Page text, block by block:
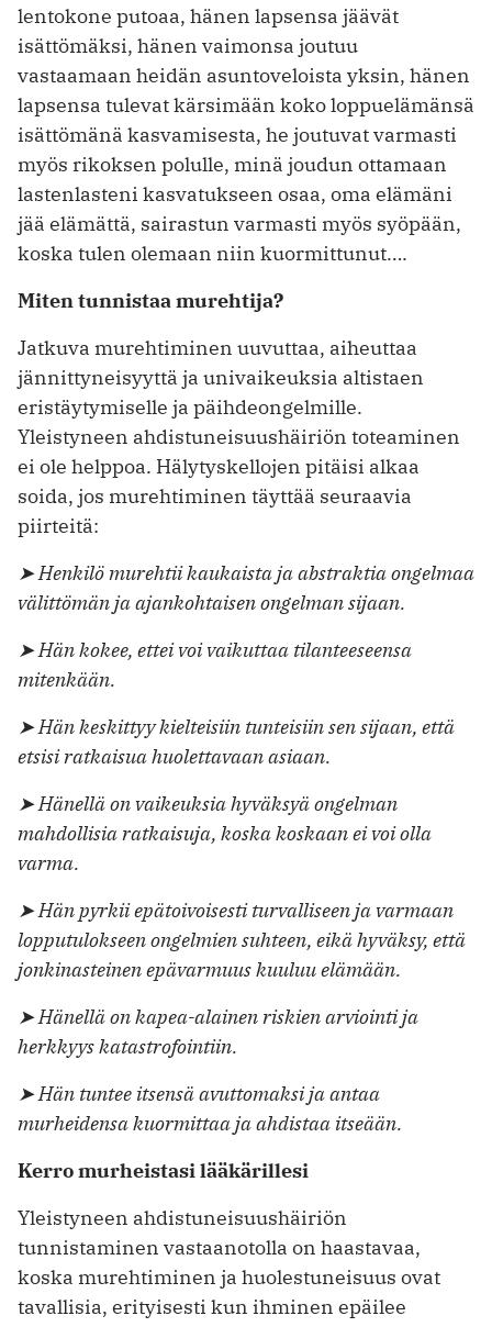
lentokone putoaa, hänen lapsensa jäävät
isättömäksi, hänen vaimonsa joutuu
vastaamaan heidän asuntoveloista yksin, hänen
lapsensa tulevat kärsimään koko loppuelämänsä
isättömänä kasvamisesta, he joutuvat varmasti
myös rikoksen polulle, minä joudun ottamaan
lastenlasteni kasvatukseen osaa, oma elämäni
jää elämättä, sairastun varmasti myös syöpään,
koska tulen olemaan niin kuormittunut….
Miten tunnistaa murehtija?
Jatkuva murehtiminen uuvuttaa, aiheuttaa
jännittyneisyyttä ja univaikeuksia altistaen
eristäytymiselle ja päihdeongelmille.
Yleistyneen ahdistuneisuushäiriön toteaminen
ei ole helppoa. Hälytyskellojen pitäisi alkaa
soida, jos murehtiminen täyttää seuraavia
piirteitä:
➤ Henkilö murehtii kaukaista ja abstraktia ongelmaa
välittömän ja ajankohtaisen ongelman sijaan.
➤ Hän kokee, ettei voi vaikuttaa tilanteeseensa
mitenkään.
➤ Hän keskittyy kielteisiin tunteisiin sen sijaan, että
etsisi ratkaisua huolettavaan asiaan.
➤ Hänellä on vaikeuksia hyväksyä ongelman
mahdollisia ratkaisuja, koska koskaan ei voi olla
varma.
➤ Hän pyrkii epätoivoisesti turvalliseen ja varmaan
lopputulokseen ongelmien suhteen, eikä hyväksy, että
jonkinasteinen epävarmuus kuuluu elämään.
➤ Hänellä on kapea-alainen riskien arviointi ja
herkkyys katastrofointiin.
➤ Hän tuntee itsensä avuttomaksi ja antaa
murheidensa kuormittaa ja ahdistaa itseään.
Kerro murheistasi lääkärillesi
Yleistyneen ahdistuneisuushäiriön
tunnistaminen vastaanotolla on haastavaa,
koska murehtiminen ja huolestuneisuus ovat
tavallisia, erityisesti kun ihminen epäilee